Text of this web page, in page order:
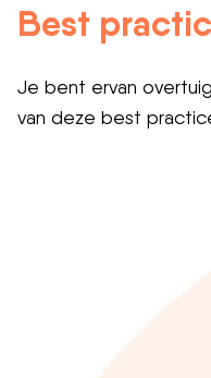
Best
Je bent ervan
van deze best